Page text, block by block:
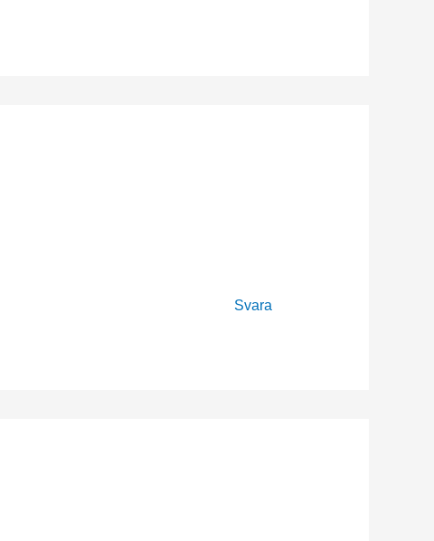
Svara